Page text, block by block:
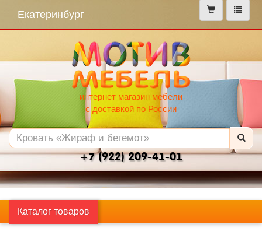
меню
Екатеринбург
интернет магазин мебели
с доставкой по России
+7 (922) 209-41-01
Каталог товаров